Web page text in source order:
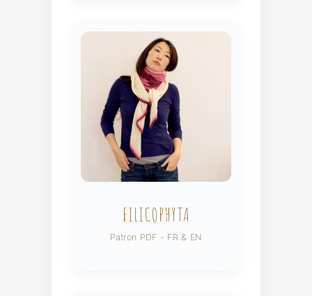
FILICOPHYTA
Patron PDF - FR & EN